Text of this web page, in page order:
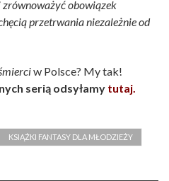
obowiązek
przetrwania niezależnie od
w Polsce? My tak!
serią odsyłamy tutaj.
KSIĄŻKI FANTASY DLA MŁODZIEŻY